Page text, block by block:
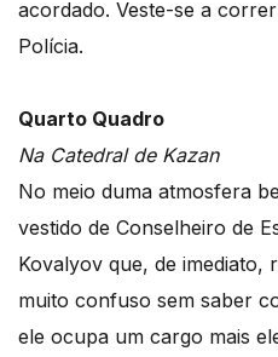
acordado. Veste-se a
Polícia.
Quarto Quadro
Na Catedral de Kazan
No meio duma atmosfera
vestido de Conselheiro de
Kovalyov que, de
muito confuso sem saber
ele ocupa um cargo mais